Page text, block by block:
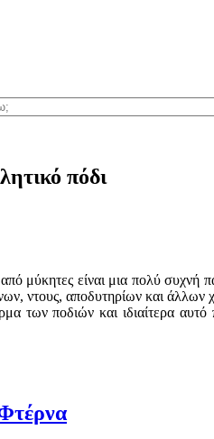
πόδι
μύκητες είναι μια πολύ συχνή
ντους, αποδυτηρίων και
των ποδιών και ιδιαίτερα